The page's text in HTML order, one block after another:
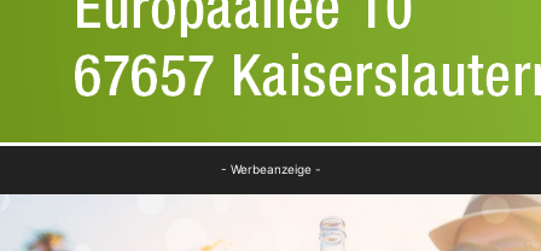
- Werbeanzeige -